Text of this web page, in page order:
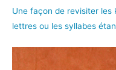
Une façon de revisiter les
lettres ou les syllabes